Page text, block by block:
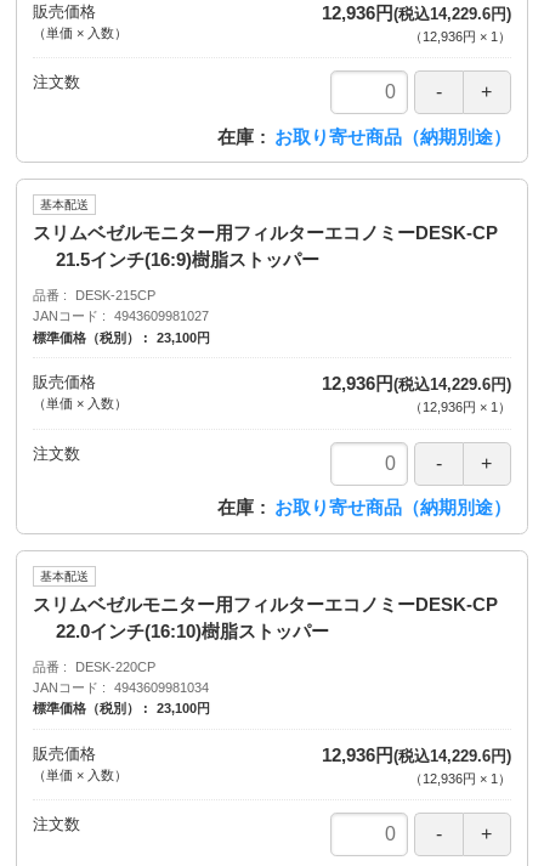
販売価格
（単価 × 入数）
12,936円(税込14,229.6円)
（ 12,936円 × 1 ）
注文数
在庫 お取り寄せ商品（納期別途）
基本配送
スリムベゼルモニター用フィルターエコノミーDESK-CP
21.5インチ(16:9)樹脂ストッパー
品番
DESK-215CP
JANコード
4943609981027
標準価格（税別）
23,100円
販売価格
（単価 × 入数）
12,936円(税込14,229.6円)
（ 12,936円 × 1 ）
注文数
在庫 お取り寄せ商品（納期別途）
基本配送
スリムベゼルモニター用フィルターエコノミーDESK-CP
22.0インチ(16:10)樹脂ストッパー
品番
DESK-220CP
JANコード
4943609981034
標準価格（税別）
23,100円
販売価格
（単価 × 入数）
12,936円(税込14,229.6円)
（ 12,936円 × 1 ）
注文数